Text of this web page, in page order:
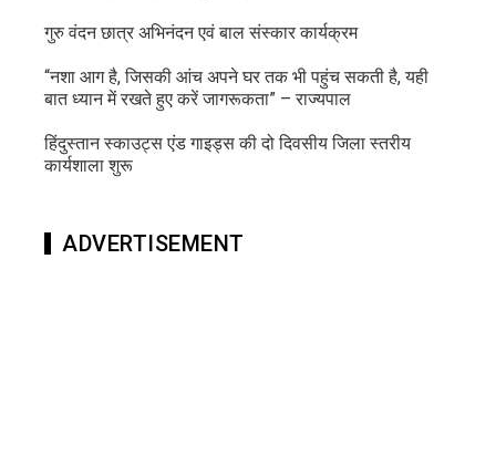
गुरु वंदन छात्र अभिनंदन एवं बाल संस्कार कार्यक्रम
“नशा आग है, जिसकी आंच अपने घर तक भी पहुंच सकती है, यही
बात ध्यान में रखते हुए करें जागरूकता” – राज्यपाल
हिंदुस्तान स्काउट्स एंड गाइड्स की दो दिवसीय जिला स्तरीय
कार्यशाला शुरू
ADVERTISEMENT